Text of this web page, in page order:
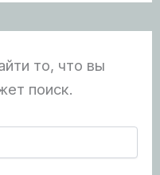
то, что вы
поиск.